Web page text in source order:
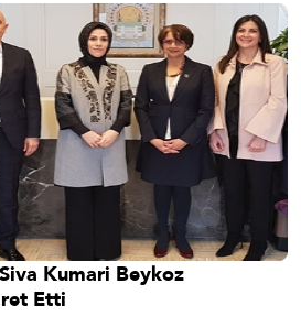
Kumari Beykoz
Etti